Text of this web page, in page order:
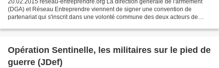
20.02.2015 reseau-entreprendre.org La direction générale de l'armement
(DGA) et Réseau Entreprendre viennent de signer une convention de
partenariat qui s'inscrit dans une volonté commune des deux acteurs de
Opération Sentinelle, les militaires sur le pied de
guerre (JDef)